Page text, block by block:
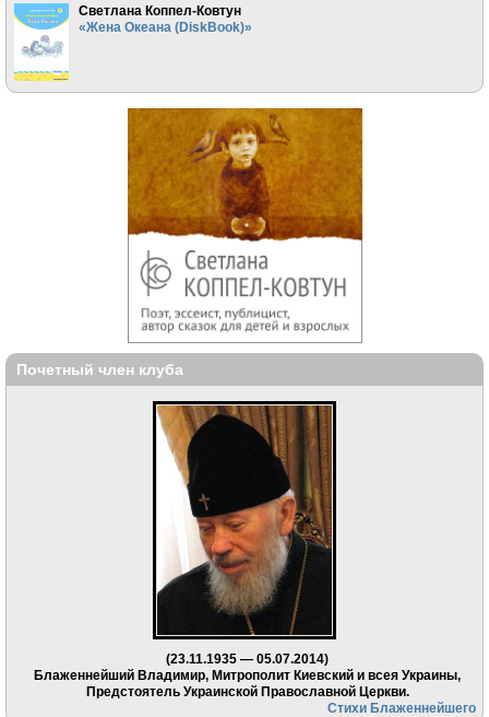
Светлана Коппел-Ковтун
«Жена Океана (DiskBook)»
Почетный член клуба
(23.11.1935 — 05.07.2014)
Блаженнейший Владимир, Митрополит Киевский и всея Украины,
Предстоятель Украинской Православной Церкви.
Стихи Блаженнейшего